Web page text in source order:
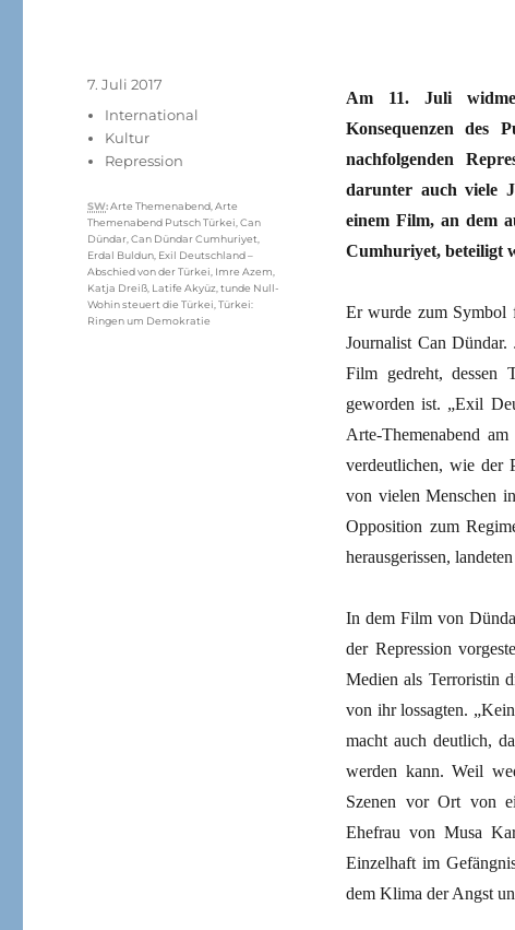
Am 11. Juli
Konsequenzen des
nachfolgenden
darunter auch viele
einem Film, an dem
Cumhuriyet, beteiligt
Er wurde zum Symbol
Journalist Can
Film gedreht, dessen
geworden ist. „Exil
Arte-Themenabend
verdeutlichen, wie der
von vielen Menschen
Opposition zum
herausgerissen,
In dem Film von
der Repression
Medien als Terroristin
von ihr lossagten.
macht auch deutlich,
werden kann. Weil
Szenen vor Ort von
Ehefrau von Musa
Einzelhaft im
dem Klima der Angst
Veröffentlicht
7. Juli 2017
Kategorien
International
Kultur
Repression
Schlagwörter
SW:Arte Themenabend ,Arte
Themenabend Putsch Türkei ,Can
Dündar ,Can Dündar Cumhuriyet
Erdal Buldun Exil Deutschland –
Abschied von der Türkei Imre Azem
Katja Dreiß Latife Akyüz ,tunde Null-
Wohin steuert die Türkei ,Türkei:
Ringen um Demokratie